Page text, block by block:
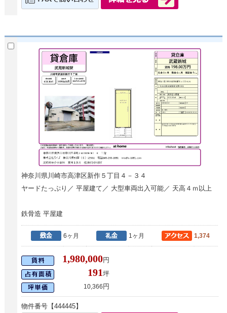
神奈川県川崎市高津区新作５丁目４－３４
ヤードたっぷり／ 平屋建て／ 大型車両出入可能／ 天高４ｍ以上
鉄骨造 平屋建
6ヶ月 1ヶ月 1,374
1,980,000円
191坪
10,366 円
物件番号【444445】